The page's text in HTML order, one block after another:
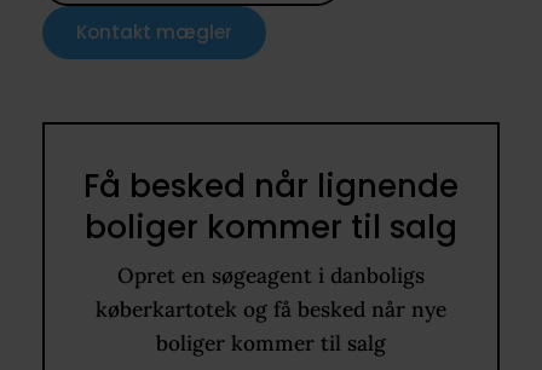
Kontakt mægler
Få besked når lignende
boliger kommer til salg
Opret en søgeagent i danboligs
køberkartotek og få besked når nye
boliger kommer til salg